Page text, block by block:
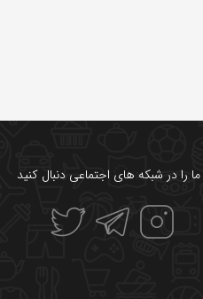
ما را در شبکه های اجتماعی دنبال کنید